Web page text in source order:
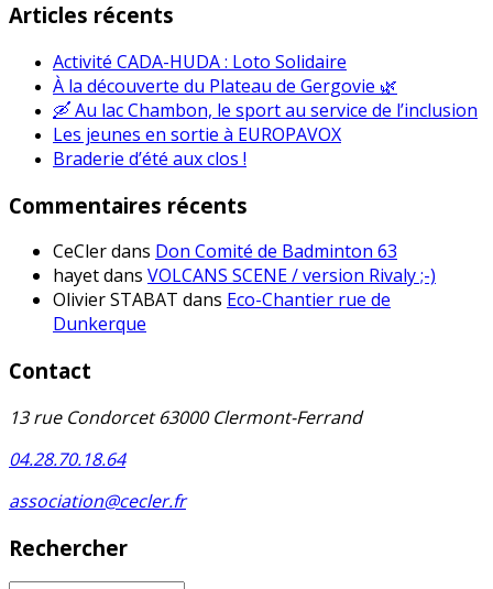
Articles récents
Activité CADA-HUDA : Loto Solidaire
À la découverte du Plateau de Gergovie 🌿
🛶 Au lac Chambon, le sport au service de l’inclusion
Les jeunes en sortie à EUROPAVOX
Braderie d’été aux clos !
Commentaires récents
CeClerdans Don Comité de Badminton 63
hayetdans VOLCANS SCENE / version Rivaly ;-)
Olivier STABAT dans Eco-Chantier rue de
Dunkerque
Contact
13 rue Condorcet 63000 Clermont-Ferrand
04.28.70.18.64
association@cecler.fr
Rechercher